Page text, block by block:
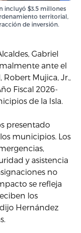
incluyó $3.5 millones
territorial,
de inversión.
Gabriel
ante el
Mujica, Jr.,
Fiscal 2026-
de la Isla.
presentado
municipios. Los
y asistencia
no
se refleja
los
Hernández